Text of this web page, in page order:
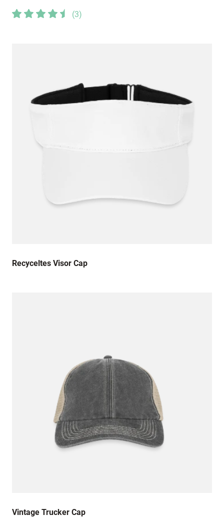
(3)
Recyceltes Visor Cap
Vintage Trucker Cap